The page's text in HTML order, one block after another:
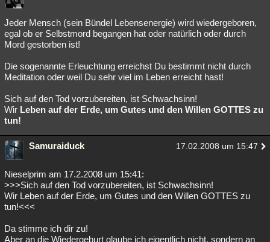
Jeder Mensch (sein Bündel Lebensenergie) wird wiedergeboren,
egal ob er Selbstmord begangen hat oder natürlich oder durch
Mord gestorben ist!
Die sogenannte Erleuchtung erreichst Du bestimmt nicht durch
Meditation oder weil Du sehr viel im Leben erreicht hast!
Sich auf den Tod vorzubereiten, ist Schwachsinn!
Wir Leben auf der Erde, um Gutes und den Willen GOTTES zu
tun!
Samuraiduck 17.02.2008 um 15:47
Nieselprim am 17.2.2008 um 15:41:
>>>Sich auf den Tod vorzubereiten, ist Schwachsinn!
Wir Leben auf der Erde, um Gutes und den Willen GOTTES zu
tun!<<<
Da stimme ich dir zu!
Aber an die Wiedergeburt glaube ich eigentlich nicht, sondern an